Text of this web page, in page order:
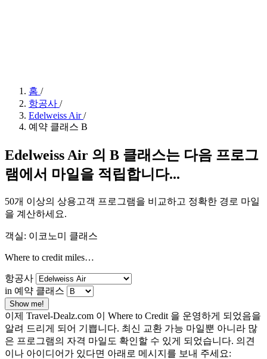
홈 /
항공사 /
Edelweiss Air /
예약 클래스 B
Edelweiss Air 의 B 클래스는 다음 프로그
램에서 마일을 적립합니다...
50개 이상의 상용고객 프로그램을 비교하고 정확한 경로 마일
을 계산하세요.
객실: 이코노미 클래스
Where to credit miles…
항공사
in 예약 클래스
Show me!
이제 Travel-Dealz.com 이 Where to Credit 을 운영하게 되었음을
알려 드리게 되어 기쁩니다. 최신 교환 가능 마일뿐 아니라 많
은 프로그램의 자격 마일도 확인할 수 있게 되었습니다. 의견
이나 아이디어가 있다면 아래로 메시지를 보내 주세요: